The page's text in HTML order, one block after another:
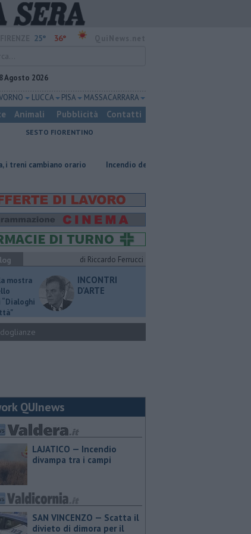
25° 36°
Agosto 2026
LUCCA PISA MASSA CARRARA
Animali Pubblicità Contatti
SESTO FIORENTINO
orario Incendio devasta un capannone, parte del tetto
di Riccardo Ferrucci
mostra
“Dialoghi
INCONTRI
D'ARTE
QUInews
LAJATICO — Incendio
divampa tra i campi
SAN VINCENZO — Scatta il
divieto di dimora per il